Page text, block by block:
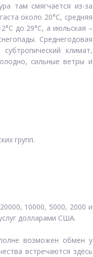
там смягчается из-за
около 20°C, средняя
до 29°C, а июльская –
Среднегодовая
климат,
сильные ветры и
групп.
10000, 5000, 2000 и
долларами США.
возможен обмен у
встречаются здесь